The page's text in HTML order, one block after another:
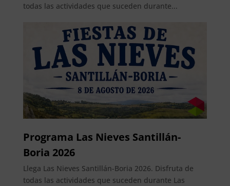
todas las actividades que suceden durante...
Programa Las Nieves Santillán-
Boria 2026
Llega Las Nieves Santillán-Boria 2026. Disfruta de
todas las actividades que suceden durante Las